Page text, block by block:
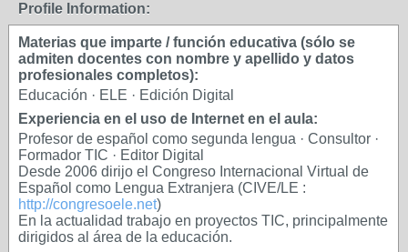
Profile Information:
Materias que imparte / función educativa (sólo se
admiten docentes con nombre y apellido y datos
profesionales completos):
Educación · ELE · Edición Digital
Experiencia en el uso de Internet en el aula:
Profesor de español como segunda lengua · Consultor ·
Formador TIC · Editor Digital
Desde 2006 dirijo el Congreso Internacional Virtual de
Español como Lengua Extranjera (CIVE/LE :
http://congresoele.net)
En la actualidad trabajo en proyectos TIC, principalmente
dirigidos al área de la educación.